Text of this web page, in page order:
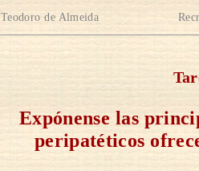
Teodoro de Almeida
Expónense las
peripatéticos